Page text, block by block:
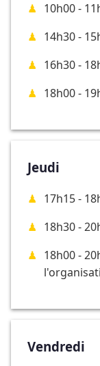
10h00 -
14h30 -
16h30 -
18h00 -
Jeudi
17h15 -
18h30 -
18h00 -
Vendredi